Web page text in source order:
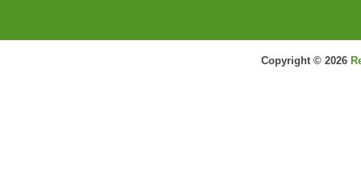
Copyright © 2026